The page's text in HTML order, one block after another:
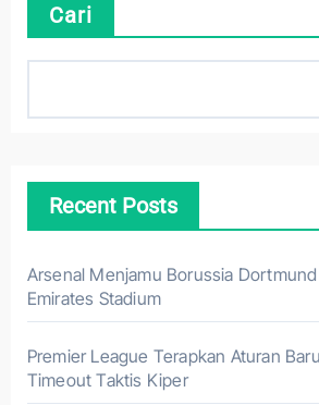
Cari
Recent Posts
Arsenal Menjamu Borussia
Emirates Stadium
Premier League Terapkan Aturan
Timeout Taktis Kiper